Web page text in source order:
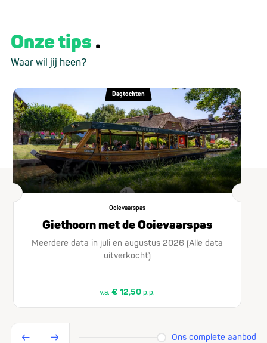
Onze tips
Waar wil jij heen?
Dagtochten
Ooievaarspas
Giethoorn met de Ooievaarspas
Meerdere data in juli en augustus 2026 (Alle data
uitverkocht)
v.a.€ 12,50 p.p.
Ons complete aanbod